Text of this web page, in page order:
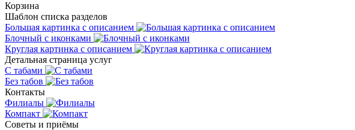
Корзина
Шаблон списка разделов
Большая картинка с описанием
Блочный с иконками
Круглая картинка с описанием
Детальная страница услуг
С табами
Без табов
Контакты
Филиалы
Компакт
Советы и приёмы